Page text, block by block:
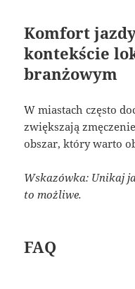
Komfort
kontekście
branżowym
W miastach często
zwiększają
obszar, który warto
Wskazówka: Unikaj
to możliwe.
FAQ